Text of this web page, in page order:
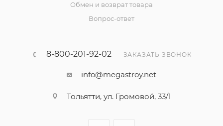
Обмен и возврат товара
Вопрос-ответ
8-800-201-92-02 ЗАКАЗАТЬ ЗВОНОК
info@megastroy.net
Тольятти, ул. Громовой, 33/1